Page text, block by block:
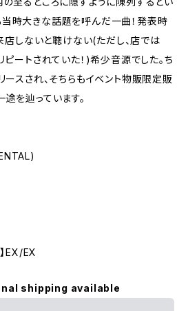
時大きな話題を呼んだ一曲！発表時
しないと聴けない(ただし、店では
ピートされていた！)希少音源でした。ち
ースされ、そちらもイベント物販限定販
を辿っています。
EX/EX
shipping available